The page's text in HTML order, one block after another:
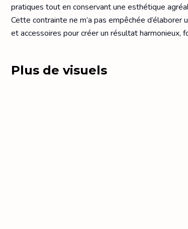
pratiques tout en conservant une esthétique
Cette contrainte ne m’a pas empêchée
et accessoires pour créer un résultat harmonieux,
Plus de visuels